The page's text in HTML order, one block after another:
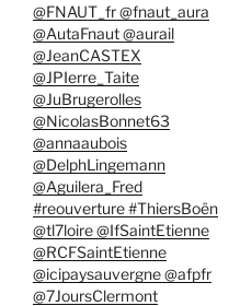
@FNAUT_fr @fnaut_aura
@AutaFnaut @aurail
@JeanCASTEX
@JPIerre_Taite
@JuBrugerolles
@NicolasBonnet63
@annaaubois
@DelphLingemann
@Aguilera_Fred
#reouverture #ThiersBoën
@tl7loire @IfSaintEtienne
@RCFSaintEtienne
@icipaysauvergne @afpfr
@7JoursClermont